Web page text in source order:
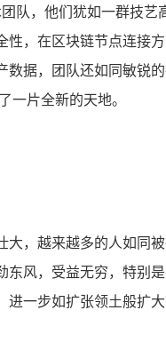
队，他们犹如一群技
，在区块链节点连接
据，团队还如同敏锐
一片全新的天地。
，越来越多的人如同
风，受益无穷，特别
一步如扩张领土般扩